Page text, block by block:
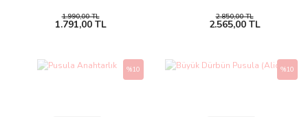
1.990,00 TL
1.791,00 TL
2.850,00 TL
2.565,00 TL
%10 %10